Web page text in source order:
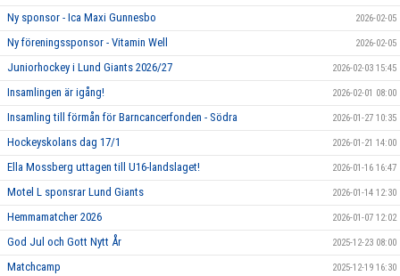
Ny sponsor - Ica Maxi Gunnesbo 2026-02-05
Ny föreningssponsor - Vitamin Well 2026-02-05
Juniorhockey i Lund Giants 2026/27 2026-02-03 15:45
Insamlingen är igång! 2026-02-01 08:00
Insamling till förmån för Barncancerfonden - Södra 2026-01-27 10:35
Hockeyskolans dag 17/1 2026-01-21 14:00
Ella Mossberg uttagen till U16-landslaget! 2026-01-16 16:47
Motel L sponsrar Lund Giants 2026-01-14 12:30
Hemmamatcher 2026 2026-01-07 12:02
God Jul och Gott Nytt År 2025-12-23 08:00
Matchcamp 2025-12-19 16:30